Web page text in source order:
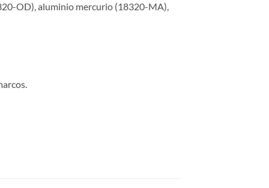
OD), aluminio mercurio (18320-MA),